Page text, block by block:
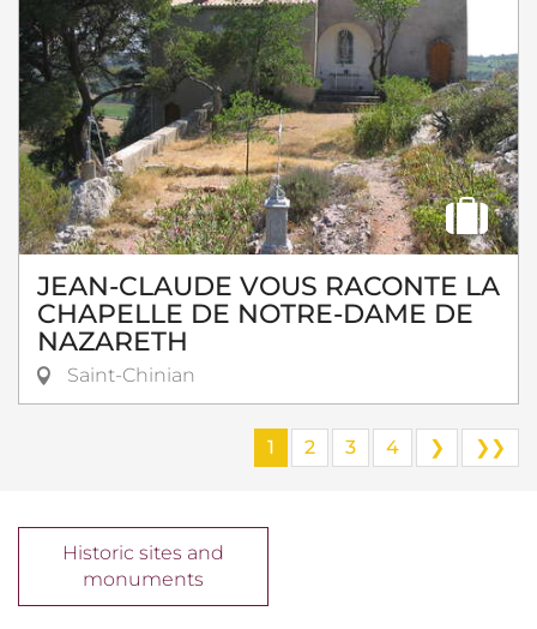
JEAN-CLAUDE VOUS RACONTE LA
CHAPELLE DE NOTRE-DAME DE
NAZARETH
Saint-Chinian
1 2 3 4 ❯ ❯❯
Historic sites and
monuments